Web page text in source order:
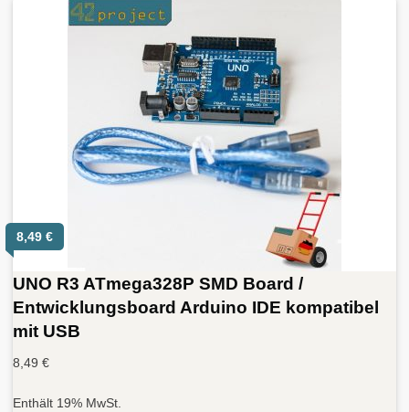
8,49 €
UNO R3 ATmega328P SMD Board /
Entwicklungsboard Arduino IDE kompatibel
mit USB
8,49 €
Enthält 19% MwSt.